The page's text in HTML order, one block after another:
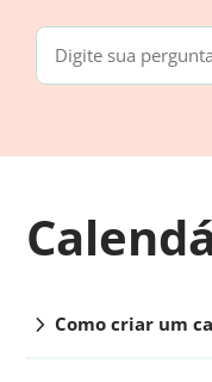
chevron_right Como criar um